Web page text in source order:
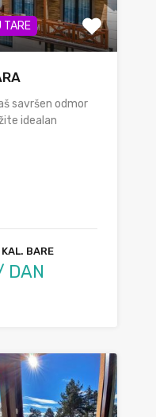
TARE
savršen odmor
idealan
BARE
DAN